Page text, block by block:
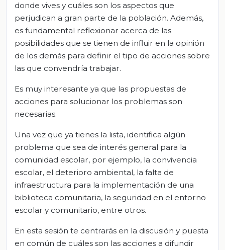
donde vives y cuáles son los aspectos que
perjudican a gran parte de la población. Además,
es fundamental reflexionar acerca de las
posibilidades que se tienen de influir en la opinión
de los demás para definir el tipo de acciones sobre
las que convendría trabajar.
Es muy interesante ya que las propuestas de
acciones para solucionar los problemas son
necesarias.
Una vez que ya tienes la lista, identifica algún
problema que sea de interés general para la
comunidad escolar, por ejemplo, la convivencia
escolar, el deterioro ambiental, la falta de
infraestructura para la implementación de una
biblioteca comunitaria, la seguridad en el entorno
escolar y comunitario, entre otros.
En esta sesión te centrarás en la discusión y puesta
en común de cuáles son las acciones a difundir